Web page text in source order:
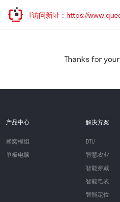
移，欢迎访问新址：https://
Thanks for
产品中心
蜂窝模组
单板电脑
解决方案
DTU
智慧农业
智能穿戴
智能电表
智能定位